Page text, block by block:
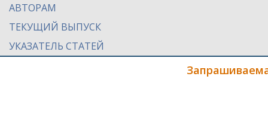
АВТОРАМ
ТЕКУЩИЙ ВЫПУСК
УКАЗАТЕЛЬ СТАТЕЙ